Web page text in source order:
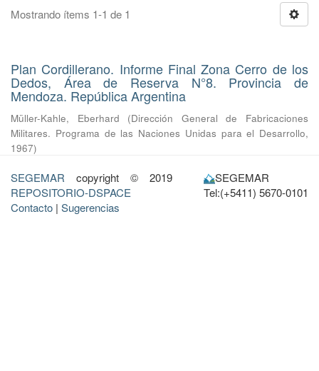
Mostrando ítems 1-1 de 1
Plan Cordillerano. Informe Final Zona Cerro de los
Dedos, Área de Reserva N°8. Provincia de
Mendoza. República Argentina
Müller-Kahle, Eberhard (Dirección General de Fabricaciones
Militares. Programa de las Naciones Unidas para el Desarrollo,
1967)
SEGEMAR copyright © 2019
REPOSITORIO-DSPACE
Contacto | Sugerencias
SEGEMAR
Tel:(+5411) 5670-0101